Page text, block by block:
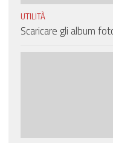
UTILITÀ
Scaricare gli album